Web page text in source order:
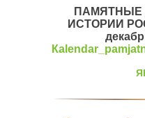
ПАМЯТНЫЕ
ИСТОРИИ